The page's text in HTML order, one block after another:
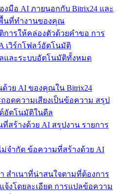
งมือ AI ภายนอกกับ Bitrix24 และ
นที่ทำงานของคุณ
การให้คล่องตัวด้วยคำขอ การ
เวิร์กโฟลว์อัตโนมัติ
ละระบบอัตโนมัติทั้งหมด
วย AI ของคุณใน Bitrix24
ถอดความเสียงเป็นข้อความ สรุป
อัตโนมัติในดีล
สร้างด้วย AI สรุปงาน รายการ
ม่จำกัด ข้อความที่สร้างด้วย AI
สำเนาที่น่าสนใจตามที่ต้องการ
งโดยละเอียด การแปลข้อความ